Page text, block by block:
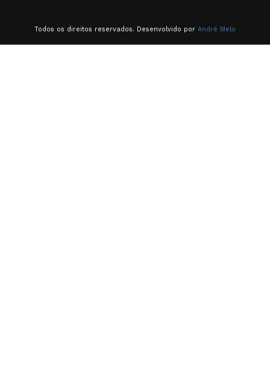
Todos os direitos reservados. Desenvolvido por André Melo